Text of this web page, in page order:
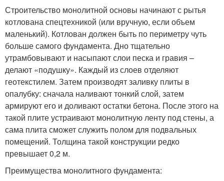
Строительство монолитной основы начинают с рытья
котлована спецтехникой (или вручную, если объем
маленький). Котлован должен быть по периметру чуть
больше самого фундамента. Дно тщательно
утрамбовывают и насыпают слои песка и гравия –
делают «подушку». Каждый из слоев отделяют
геотекстилем. Затем производят заливку плиты в
опалубку: сначала наливают тонкий слой, затем
армируют его и доливают остатки бетона. После этого на
такой плите устраивают монолитную ленту под стены, а
сама плита сможет служить полом для подвальных
помещений. Толщина такой конструкции редко
превышает 0,2 м.
Преимущества монолитного фундамента: